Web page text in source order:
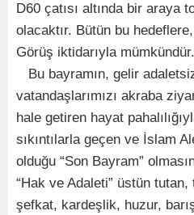
D60 çatısı altında bir araya
olacaktır. Bütün bu
Görüş iktidarıyla mümkündür.
Bu bayramın, gelir
vatandaşlarımızı akraba
hale getiren hayat
sıkıntılarla geçen ve İslam
olduğu “Son Bayram”
“Hak ve Adaleti” üstün tutan,
şefkat, kardeşlik, huzur,